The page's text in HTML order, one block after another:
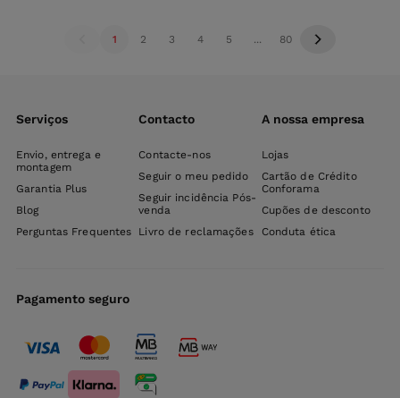
1 2 3 4 5 ... 80
Serviços
Envio, entrega e
montagem
Garantia Plus
Blog
Perguntas Frequentes
Contacto
Contacte-nos
Seguir o meu pedido
Seguir incidência Pós-
venda
Livro de reclamações
A nossa empresa
Lojas
Cartão de Crédito
Conforama
Cupões de desconto
Conduta ética
Pagamento seguro